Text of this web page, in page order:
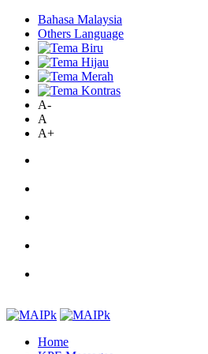
Bahasa Malaysia
Others Language
A-
A
A+
Home